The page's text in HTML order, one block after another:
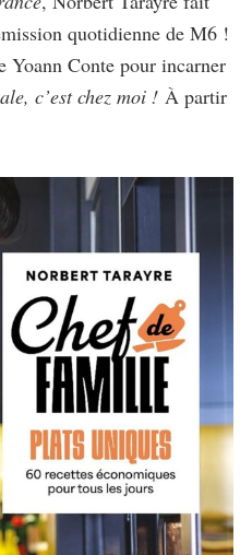
quotidienne de M6 !
Yoann Conte pour incarner
c’est chez moi ! À partir